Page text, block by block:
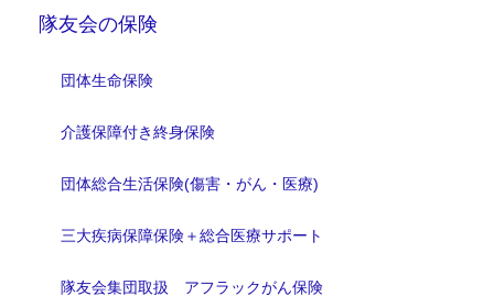
隊友会の保険
団体生命保険
介護保障付き終身保険
団体総合生活保険(傷害・がん・医療)
三大疾病保障保険＋総合医療サポート
隊友会集団取扱 アフラックがん保険